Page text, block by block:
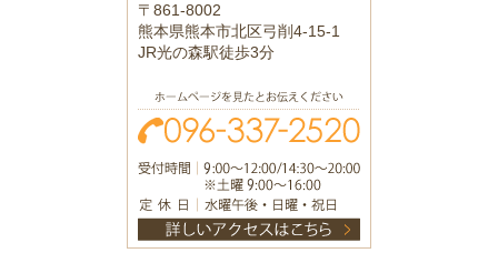
〒861-8002
熊本県熊本市北区弓削4-15-1
JR光の森駅徒歩3分